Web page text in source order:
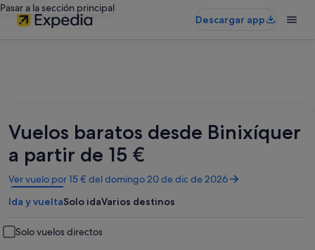
Pasar a la sección principal
Descargar app
Vuelos baratos desde Binixíquer
a partir de 15 €
Ver vuelo por 15 € del domingo 20 de dic de 2026
Se
abre
en
ventana
nueva
Ida y vueltaSolo idaVarios destinos
Solo vuelos directos